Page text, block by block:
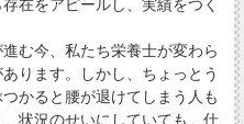
在をアピールし、実績をつく
む今、私たち栄養士が変わら
ります。しかし、ちょっとう
かると腰が退けてしまう人も
状況のせいにしていても、仕